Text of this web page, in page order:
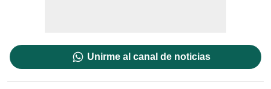
Unirme al canal de noticias